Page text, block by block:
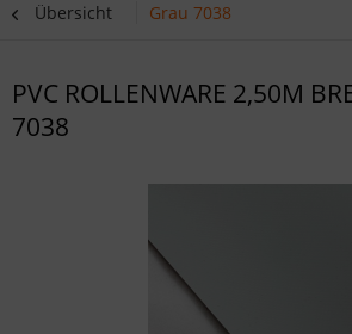
Übersicht Grau 7038
PVC ROLLENWARE 2,50M
7038